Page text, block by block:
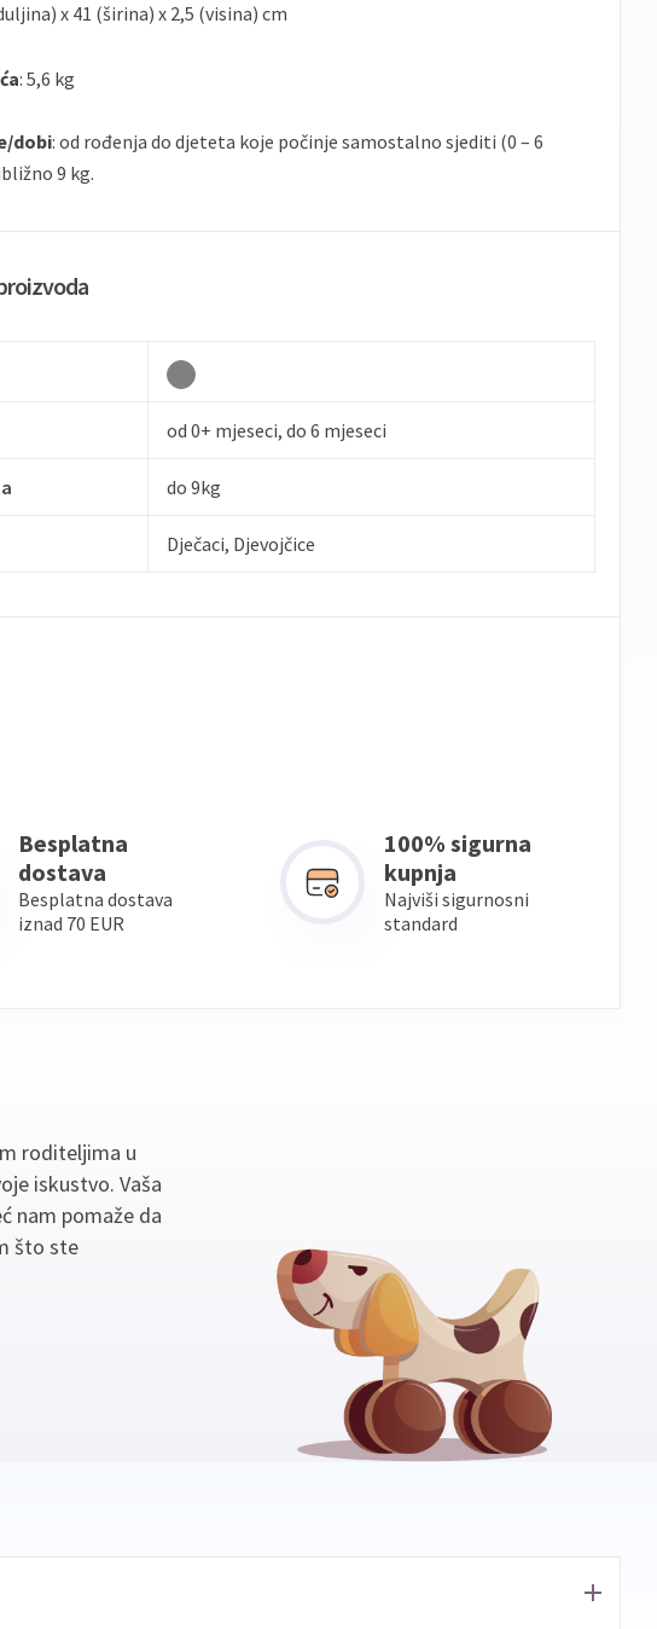
x 41 (širina) x 2,5 (visina) cm
: 5,6 kg
dobi: od rođenja do djeteta koje počinje samostalno sjediti (0 – 6
9 kg.
od 0+ mjeseci, do 6 mjeseci
do 9kg
Dječaci, Djevojčice
Besplatna
dostava
Besplatna dostava
iznad 70 EUR
100% sigurna
kupnja
Najviši sigurnosni
standard
roditeljima u
iskustvo. Vaša
nam pomaže da
što ste